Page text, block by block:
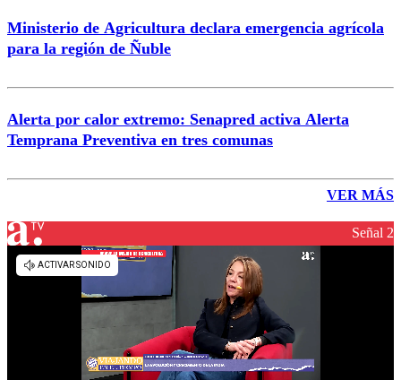
Ministerio de Agricultura declara emergencia agrícola
para la región de Ñuble
Alerta por calor extremo: Senapred activa Alerta
Temprana Preventiva en tres comunas
VER MÁS
Señal 2